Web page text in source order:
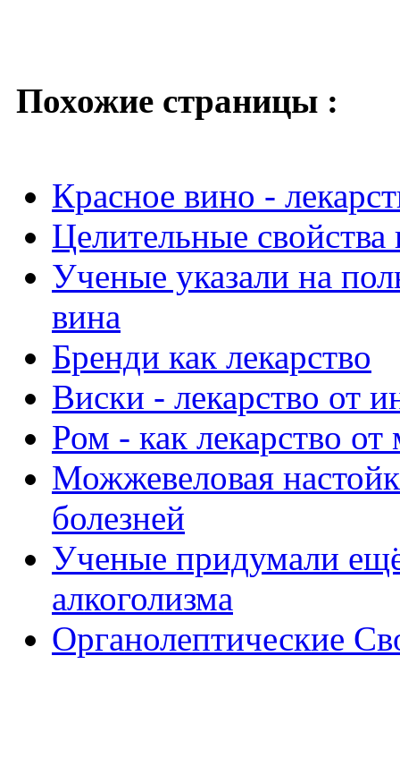
Похожие страницы :
Красное вино -
Целительные свойства
Ученые указали на
вина
Бренди как лекарство
Виски - лекарство от
Ром - как лекарство
Можжевеловая
болезней
Ученые придумали
алкоголизма
Органолептические